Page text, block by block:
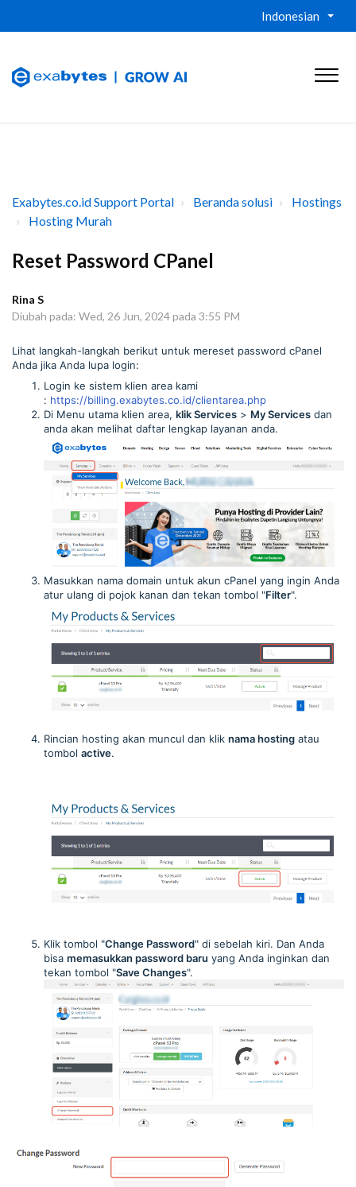
Indonesian
Exabytes.co.id Support Portal Beranda solusi
Hostings
Hosting Murah
Reset Password CPanel
Rina S
Diubah pada: Wed, 26 Jun, 2024 pada 3:55 PM
Lihat langkah-langkah berikut untuk mereset password cPanel
Anda jika Anda lupa login:
Login ke sistem klien area kami
: https://billing.exabytes.co.id/clientarea.php
Di Menu utama klien area, klik Services > My Services dan
anda akan melihat daftar lengkap layanan anda.
Masukkan nama domain untuk akun cPanel yang ingin Anda
atur ulang di pojok kanan dan tekan tombol "Filter".
Rincian hosting akan muncul dan klik nama hosting atau
tombol active.
Klik tombol "Change Password" di sebelah kiri. Dan Anda
bisa memasukkan password baru yang Anda inginkan dan
tekan tombol "Save Changes".